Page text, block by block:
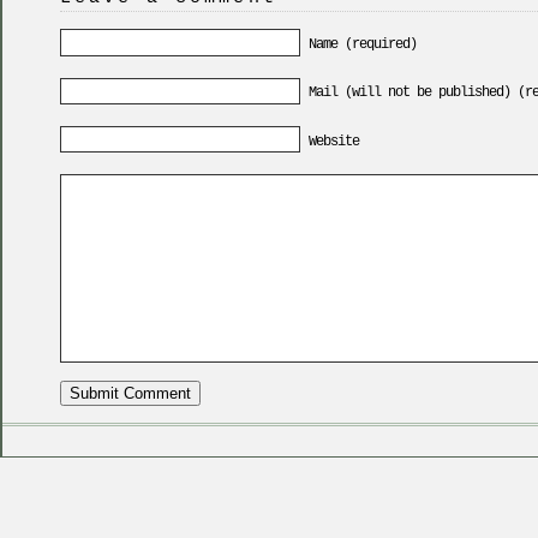
Name (required)
Mail (will not be published)
Website